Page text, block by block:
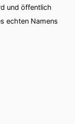
und öffentlich
echten Namens